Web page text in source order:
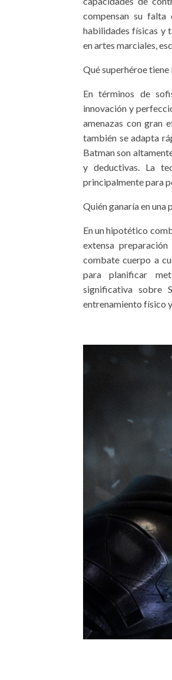
compensan su falta
habilidades físicas y
en artes marciales,
Qué superhéroe
En términos de
innovación y
amenazas con gran
también se adapta
Batman son
y deductivas. La
principalmente para
Quién ganaría en
En un hipotético
extensa
combate cuerpo a
para planificar
significativa sobre
entrenamiento físico